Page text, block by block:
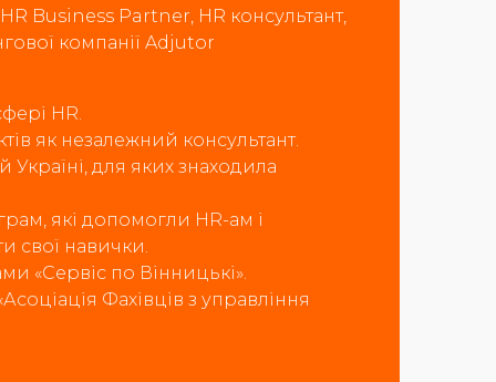
Business Partner, HR консультант,
компанії Adjutor
HR
як незалежний консультант.
Україні, для яких знаходила
які допомогли HR-ам і
свої навички
«Сервіс по Вінницькі»
Фахівців з управління